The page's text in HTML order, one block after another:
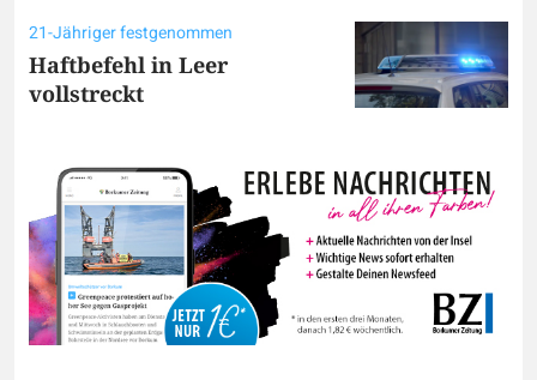
21-Jähriger festgenommen
Haftbefehl in Leer
vollstreckt